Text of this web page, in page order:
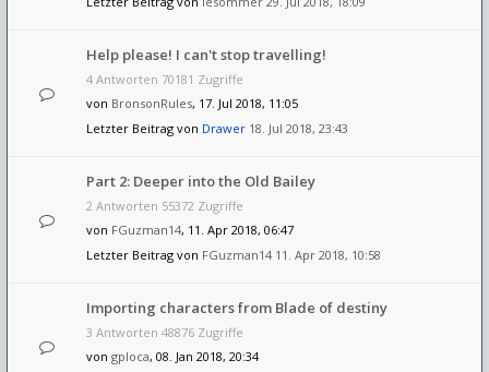
Help please! I can't stop travelling!
4 Antworten 70181 Zugriffe
von BronsonRules, 17. Jul 2018, 11:05
Letzter Beitrag von Drawer 18. Jul 2018, 23:43
Part 2: Deeper into the Old Bailey
2 Antworten 55372 Zugriffe
von FGuzman14, 11. Apr 2018, 06:47
Letzter Beitrag von FGuzman14 11. Apr 2018, 10:58
Importing characters from Blade of destiny
3 Antworten 48876 Zugriffe
von gploca, 08. Jan 2018, 20:34